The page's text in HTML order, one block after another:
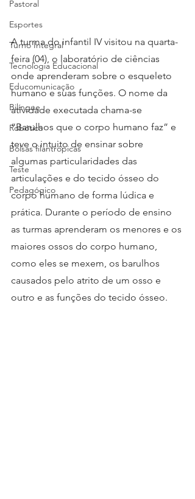
Pastoral
Esportes
Turno Integral
Tecnologia Educacional
Educomunicação
Bilíngue
Robótica
Bolsas filantrópicas
Teste
Pedagógico
A turma do infantil IV visitou na quarta-
feira (04), o laboratório de ciências
onde aprenderam sobre o esqueleto
humano e suas funções. O nome da
atividade executada chama-se
“Barulhos que o corpo humano faz” e
teve o intuito de ensinar sobre
algumas particularidades das
articulações e do tecido ósseo do
corpo humano de forma lúdica e
prática. Durante o período de ensino
as turmas aprenderam os menores e os
maiores ossos do corpo humano,
como eles se mexem, os barulhos
causados pelo atrito de um osso e
outro e as funções do tecido ósseo.